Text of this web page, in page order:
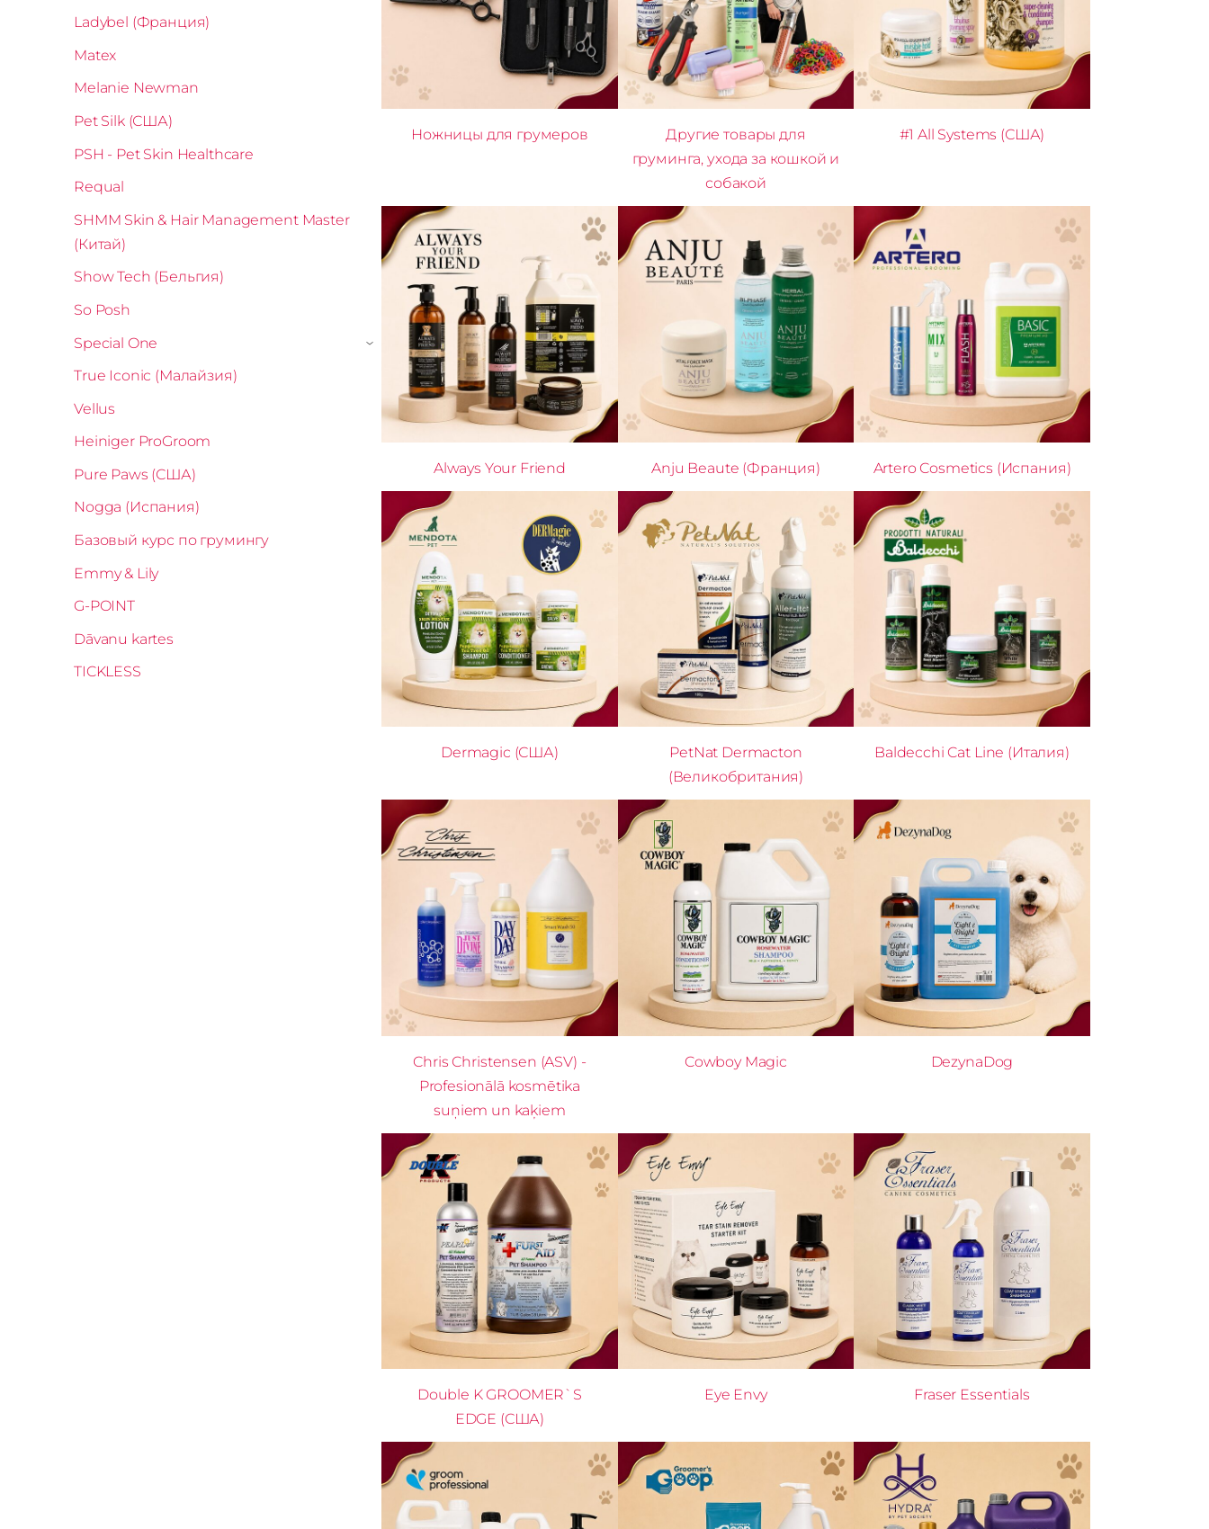
Ladybel (Франция)
Matex
Melanie Newman
Pet Silk (США)
PSH - Pet Skin Healthcare
Requal
SHMM Skin & Hair Management Master
(Китай)
Show Tech (Бельгия)
So Posh
Special One
›
True Iconic (Малайзия)
Vellus
Heiniger ProGroom
Pure Paws (США)
Nogga (Испания)
Базовый курс по грумингу
Emmy & Lily
G-POINT
Dāvanu kartes
TICKLESS
Ножницы для грумеров
Другие товары для
груминга, ухода за кошкой и
собакой
#1 All Systems (США)
Always Your Friend Anju Beaute (Франция) Artero Cosmetics (Испания)
Dermagic (США)
PetNat Dermacton
(Великобритания)
Baldecchi Cat Line (Италия)
Chris Christensen (ASV) -
Profesionālā kosmētika
suņiem un kaķiem
Cowboy Magic DezynaDog
Double K GROOMER`S
EDGE (США)
Eye Envy Fraser Essentials